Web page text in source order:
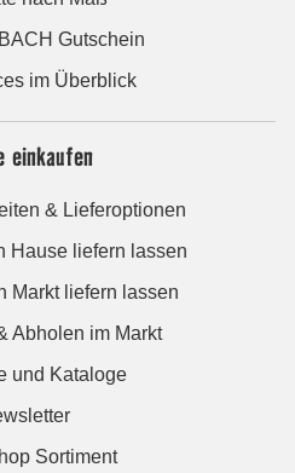
Gutschein
im Überblick
einkaufen
& Lieferoptionen
Hause liefern lassen
Markt liefern lassen
Abholen im Markt
und Kataloge
Sortiment